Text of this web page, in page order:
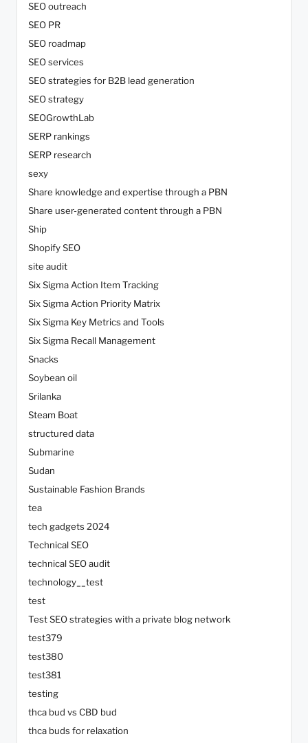
SEO outreach
SEO PR
SEO roadmap
SEO services
SEO strategies for B2B lead generation
SEO strategy
SEOGrowthLab
SERP rankings
SERP research
sexy
Share knowledge and expertise through a PBN
Share user-generated content through a PBN
Ship
Shopify SEO
site audit
Six Sigma Action Item Tracking
Six Sigma Action Priority Matrix
Six Sigma Key Metrics and Tools
Six Sigma Recall Management
Snacks
Soybean oil
Srilanka
Steam Boat
structured data
Submarine
Sudan
Sustainable Fashion Brands
tea
tech gadgets 2024
Technical SEO
technical SEO audit
technology__test
test
Test SEO strategies with a private blog network
test379
test380
test381
testing
thca bud vs CBD bud
thca buds for relaxation